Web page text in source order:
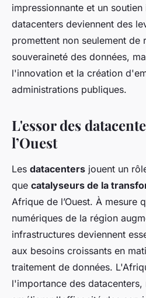
Eva• 6 décembre 2024•6 min de
impressionnante et un
datacenters deviennent des
promettent non seulement de
souveraineté des données,
l'innovation et la création
administrations publiques.
L'essor des
l’Ouest
Les datacenters jouent un
que catalyseurs de la
Afrique de l’Ouest. À mesure
numériques de la région
infrastructures deviennent
aux besoins croissants en
traitement de données.
l'importance des datacenters,